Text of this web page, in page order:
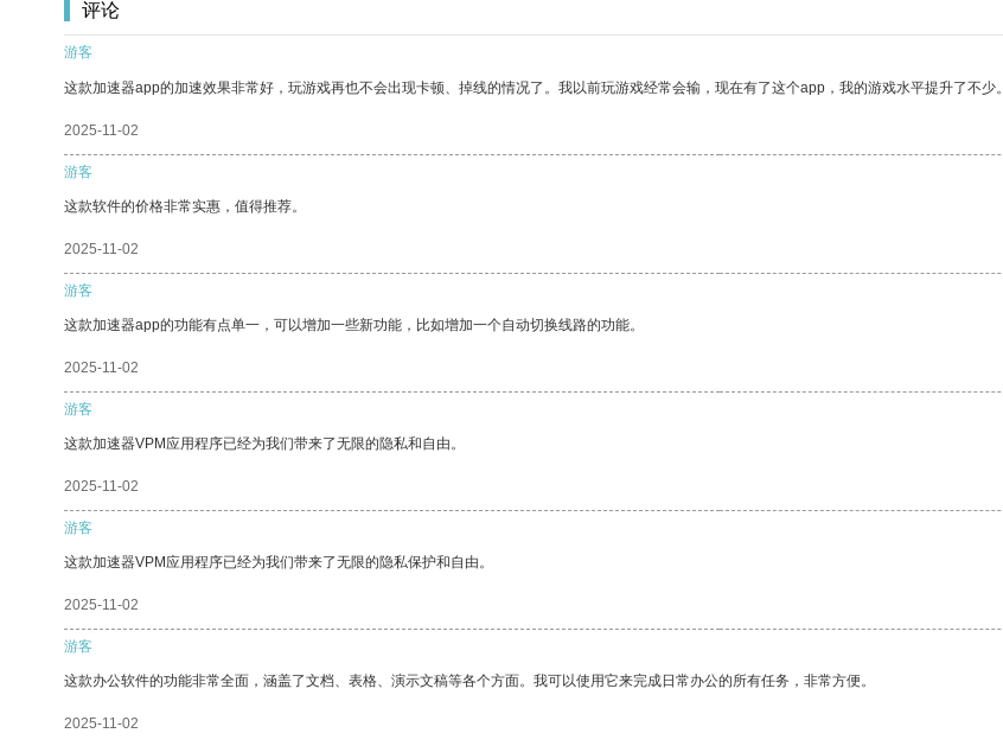
评论
游客
这款加速器app的加速效果非常好，玩游戏再也不会出现卡顿、掉线的情况了。我以前玩游戏经常会输，现在有了这个app，我的游戏水平提升了不少。
2025-11-02
游客
这款软件的价格非常实惠，值得推荐。
2025-11-02
游客
这款加速器app的功能有点单一，可以增加一些新功能，比如增加一个自动切换线路的功能。
2025-11-02
游客
这款加速器VPM应用程序已经为我们带来了无限的隐私和自由。
2025-11-02
游客
这款加速器VPM应用程序已经为我们带来了无限的隐私保护和自由。
2025-11-02
游客
这款办公软件的功能非常全面，涵盖了文档、表格、演示文稿等各个方面。我可以使用它来完成日常办公的所有任务，非常方便。
2025-11-02